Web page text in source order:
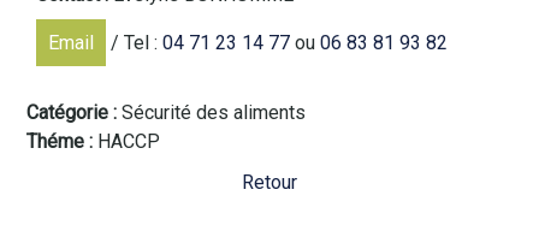
Email / Tel :04 71 23 14 77 ou06 83 81 93 82
Catégorie
Sécurité des aliments
Théme
HACCP
Retour